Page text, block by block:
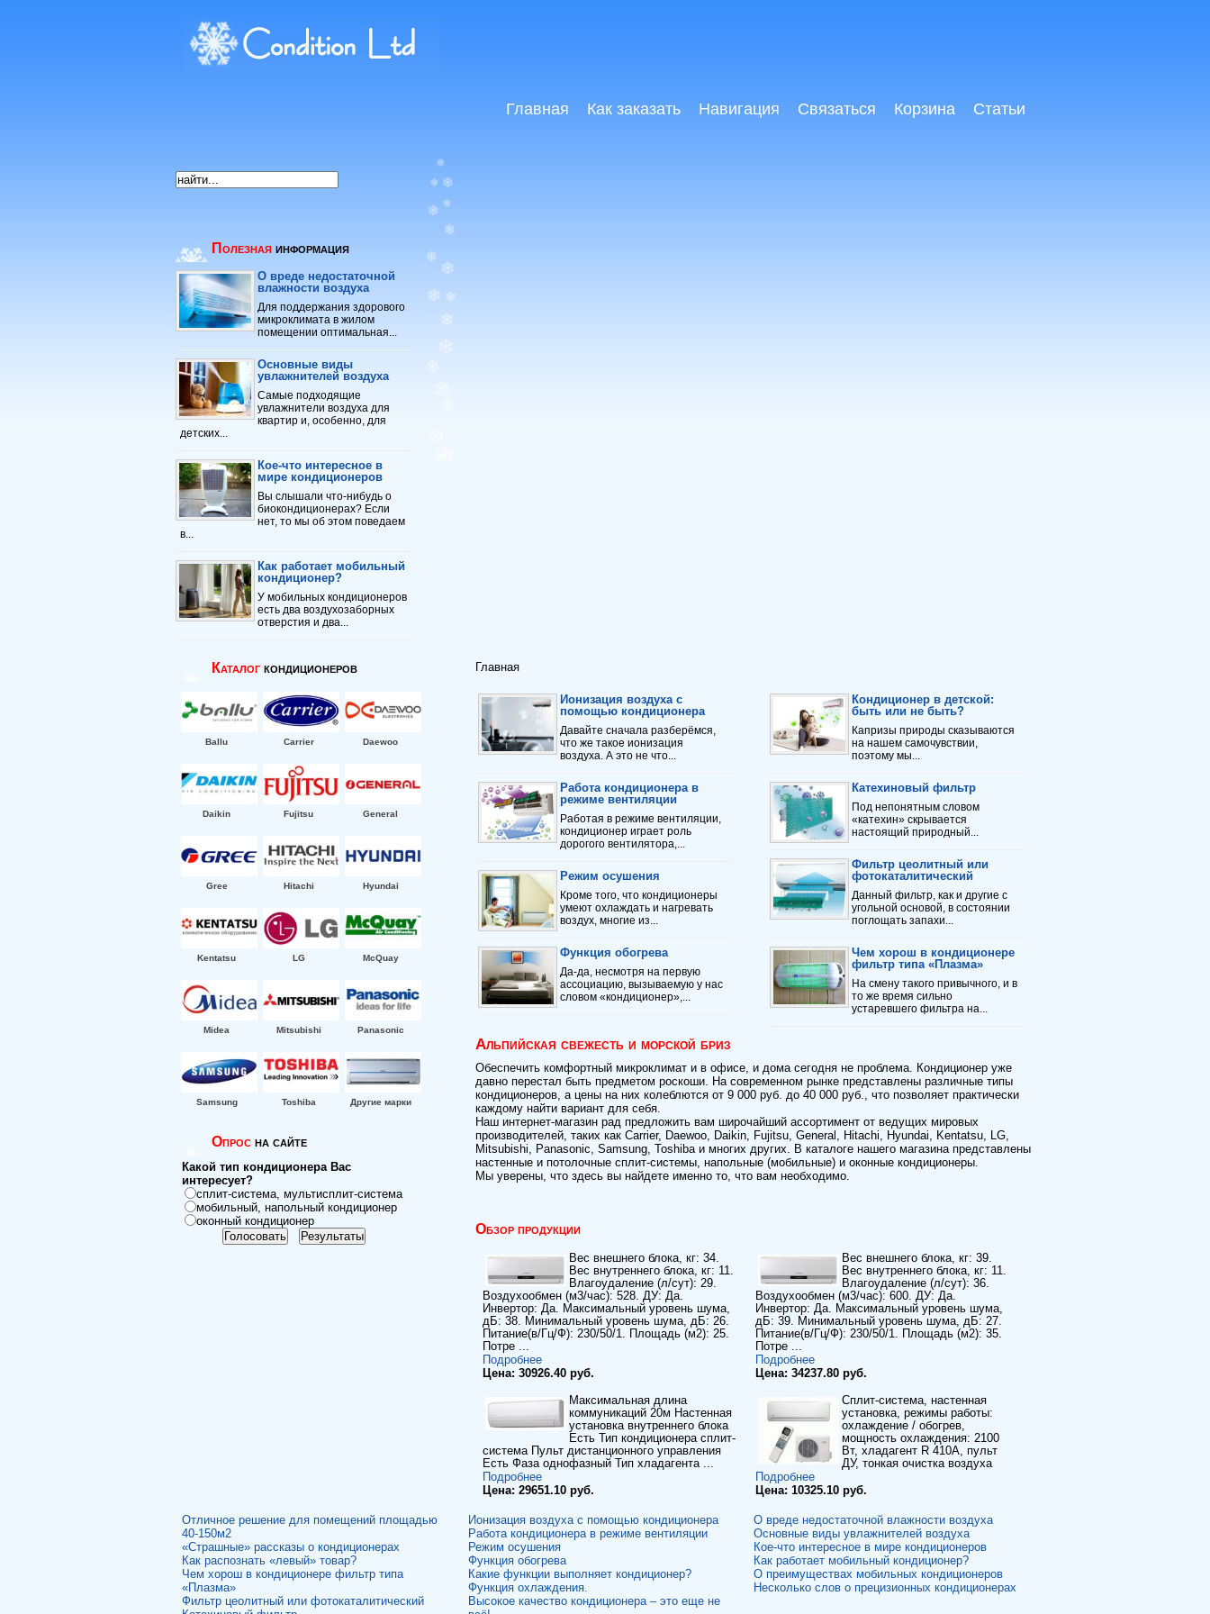
Главная Как заказать Навигация Связаться Корзина Статьи
Главная
Ионизация воздуха с
помощью кондиционера
Давайте сначала разберёмся,
что же такое ионизация
воздуха. А это не что...
Работа кондиционера в
режиме вентиляции
Работая в режиме вентиляции,
кондиционер играет роль
дорогого вентилятора,...
Режим осушения
Кроме того, что кондиционеры
умеют охлаждать и нагревать
воздух, многие из...
Функция обогрева
Да-да, несмотря на первую
ассоциацию, вызываемую у нас
словом «кондиционер»,...
Кондиционер в детской:
быть или не быть?
Капризы природы сказываются
на нашем самочувствии,
поэтому мы...
Катехиновый фильтр
Под непонятным словом
«катехин» скрывается
настоящий природный...
Фильтр цеолитный или
фотокаталитический
Данный фильтр, как и другие с
угольной основой, в состоянии
поглощать запахи...
Чем хорош в кондиционере
фильтр типа «Плазма»
На смену такого привычного, и в
то же время сильно
устаревшего фильтра на...
Альпийская свежесть и морской бриз
Обеспечить комфортный микроклимат и в офисе, и дома сегодня не проблема. Кондиционер уже
давно перестал быть предметом роскоши. На современном рынке представлены различные типы
кондиционеров, а цены на них колеблются от 9 000 руб. до 40 000 руб., что позволяет практически
каждому найти вариант для себя.
Наш интернет-магазин рад предложить вам широчайший ассортимент от ведущих мировых
производителей, таких как Carrier, Daewoo, Daikin, Fujitsu, General, Hitachi, Hyundai, Kentatsu, LG,
Mitsubishi, Panasonic, Samsung, Toshiba и многих других. В каталоге нашего магазина представлены
настенные и потолочные сплит-системы, напольные (мобильные) и оконные кондиционеры.
Мы уверены, что здесь вы найдете именно то, что вам необходимо.
Обзор продукции
Вес внешнего блока, кг: 34.
Вес внутреннего блока, кг: 11.
Влагоудаление (л/сут): 29.
Воздухообмен (м3/час): 528. ДУ: Да.
Инвертор: Да. Максимальный уровень шума,
дБ: 38. Минимальный уровень шума, дБ: 26.
Питание(в/Гц/Ф): 230/50/1. Площадь (м2): 25.
Потре ...
Подробнее
Цена: 30926.40 руб.
Вес внешнего блока, кг: 39.
Вес внутреннего блока, кг: 11.
Влагоудаление (л/сут): 36.
Воздухообмен (м3/час): 600. ДУ: Да.
Инвертор: Да. Максимальный уровень шума,
дБ: 39. Минимальный уровень шума, дБ: 27.
Питание(в/Гц/Ф): 230/50/1. Площадь (м2): 35.
Потре ...
Подробнее
Цена: 34237.80 руб.
Максимальная длина
коммуникаций 20м Настенная
установка внутреннего блока
Есть Тип кондиционера сплит-
система Пульт дистанционного управления
Есть Фаза однофазный Тип хладагента ...
Подробнее
Цена: 29651.10 руб.
Сплит-система, настенная
установка, режимы работы:
охлаждение / обогрев,
мощность охлаждения: 2100
Вт, хладагент R 410A, пульт
ДУ, тонкая очистка воздуха
Подробнее
Цена: 10325.10 руб.
Полезная информация
О вреде недостаточной
влажности воздуха
Для поддержания здорового
микроклимата в жилом
помещении оптимальная...
Основные виды
увлажнителей воздуха
Самые подходящие
увлажнители воздуха для
квартир и, особенно, для
детских...
Кое-что интересное в
мире кондиционеров
Вы слышали что-нибудь о
биокондиционерах? Если
нет, то мы об этом поведаем
в...
Как работает мобильный
кондиционер?
У мобильных кондиционеров
есть два воздухозаборных
отверстия и два...
Каталог кондиционеров
Ballu Carrier Daewoo
Daikin Fujitsu General
Gree Hitachi Hyundai
Kentatsu LG McQuay
Midea Mitsubishi Panasonic
Samsung Toshiba Другие марки
Опрос на сайте
Какой тип кондиционера Вас
интересует?
сплит-система, мультисплит-система
мобильный, напольный кондиционер
оконный кондиционер
Отличное решение для помещений площадью
40-150м2
«Страшные» рассказы о кондиционерах
Как распознать «левый» товар?
Чем хорош в кондиционере фильтр типа
«Плазма»
Фильтр цеолитный или фотокаталитический
Ионизация воздуха с помощью кондиционера
Работа кондиционера в режиме вентиляции
Режим осушения
Функция обогрева
Какие функции выполняет кондиционер?
Функция охлаждения.
Высокое качество кондиционера – это еще не
О вреде недостаточной влажности воздуха
Основные виды увлажнителей воздуха
Кое-что интересное в мире кондиционеров
Как работает мобильный кондиционер?
О преимуществах мобильных кондиционеров
Несколько слов о прецизионных кондиционерах